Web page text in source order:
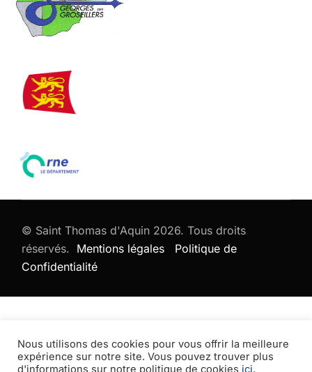
© Saint Thomas d'Aquin 2026. Tous droits
réservés. Mentions légales
Politique de
Confidentialité
Nous utilisons des cookies pour vous offrir la meilleure
expérience sur notre site. Vous pouvez trouver plus
d'informations sur notre politique de cookies ici.